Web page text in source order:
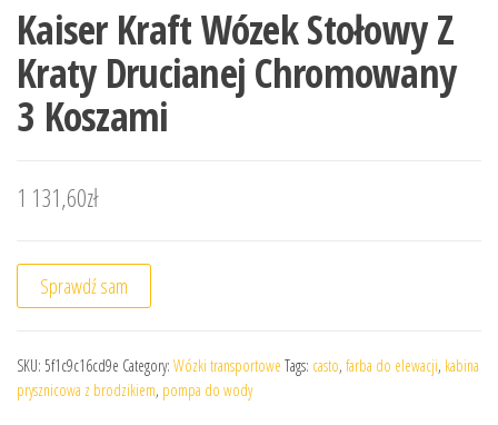
Kaiser Kraft Wózek Stołowy Z
Kraty Drucianej Chromowany
3 Koszami
1 131,60zł
Sprawdź sam
SKU: 5f1c9c16cd9e Category: Wózki transportowe Tags: casto, farba do elewacji, kabina
prysznicowa z brodzikiem, pompa do wody